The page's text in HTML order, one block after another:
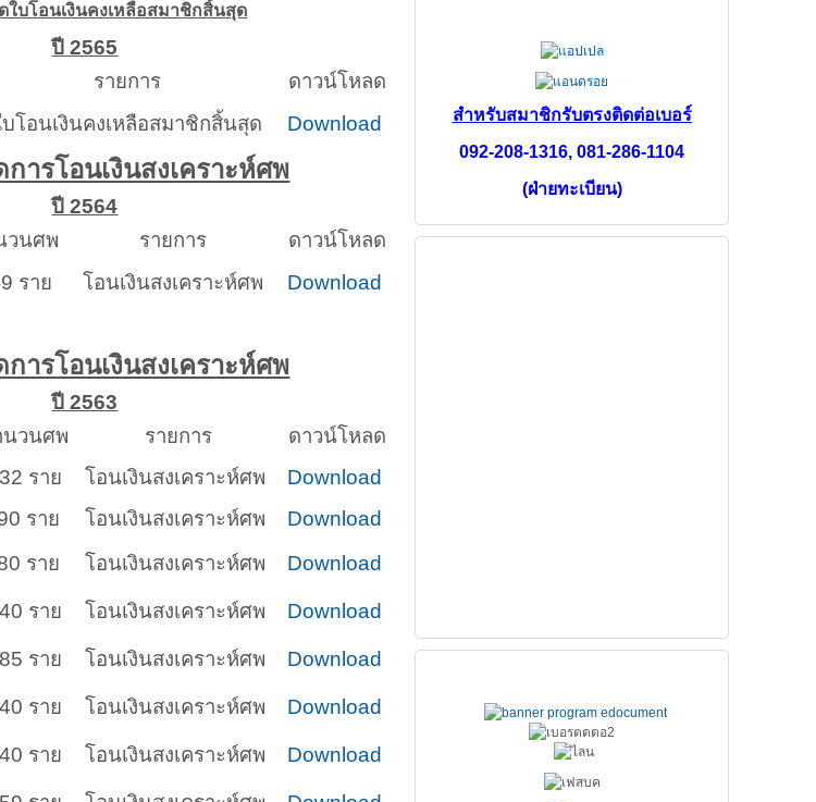
ใบโอนเงินคงเหลือสมาชิกสิ้นสุด
ปี 2565
รายการ
ดาวน์โหลด
บโอนเงินคงเหลือสมาชิกสิ้นสุด Download
การโอนเงินสงเคราะห์ศพ
ปี 2564
วนศพ รายการ
ดาวน์โหลด
ราย โอนเงินสงเคราะห์ศพ Download
การโอนเงินสงเคราะห์ศพ
ปี 2563
นวนศพ รายการ
ดาวน์โหลด
ราย โอนเงินสงเคราะห์ศพ
Download
ราย โอนเงินสงเคราะห์ศพ Download
ราย โอนเงินสงเคราะห์ศพ Download
ราย โอนเงินสงเคราะห์ศพ Download
ราย โอนเงินสงเคราะห์ศพ Download
ราย โอนเงินสงเคราะห์ศพ Download
ราย โอนเงินสงเคราะห์ศพ Download
สำหรับสมาชิกรับตรงติดต่อเบอร์
092-208-1316,081-286-1104
(ฝ่ายทะเบียน)